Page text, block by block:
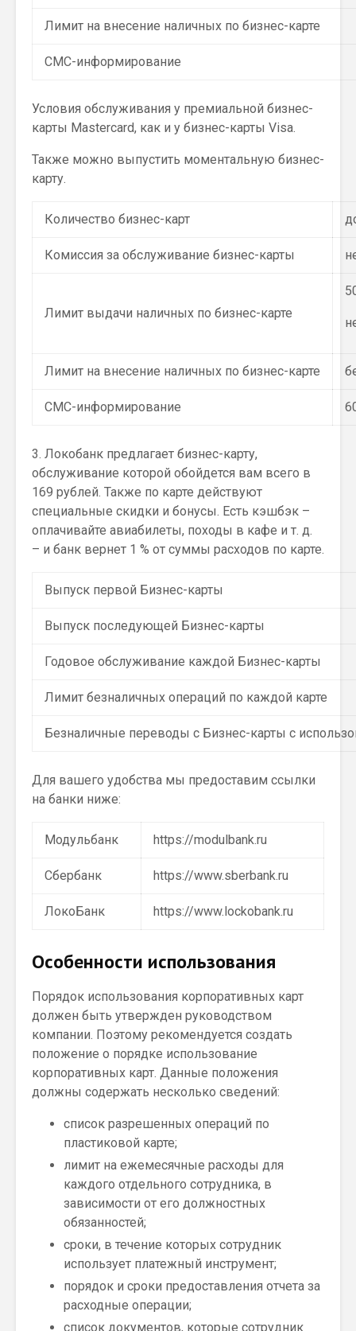
Лимит на внесение наличных по бизнес-карте
СМС-информирование
Условия обслуживания у премиальной бизнес-
карты Mastercard, как и у бизнес-карты Visa.
Также можно выпустить моментальную бизнес-
карту.
Количество бизнес-карт
Комиссия за обслуживание бизнес-карты
Лимит выдачи наличных по бизнес-карте
Лимит на внесение наличных по бизнес-карте
СМС-информирование
3. Локобанк предлагает бизнес-карту,
обслуживание которой обойдется вам всего в
169 рублей. Также по карте действуют
специальные скидки и бонусы. Есть кэшбэк –
оплачивайте авиабилеты, походы в кафе и т. д.
– и банк вернет 1 % от суммы расходов по карте.
Выпуск первой Бизнес-карты
Выпуск последующей Бизнес-карты
Годовое обслуживание каждой Бизнес-карты
Лимит безналичных операций по каждой карте
Безналичные переводы с Бизнес-карты с
Для вашего удобства мы предоставим ссылки
на банки ниже:
Модульбанк https://modulbank.ru
Сбербанк https://www.sberbank.ru
ЛокоБанк https://www.lockobank.ru
Особенности использования
Порядок использования корпоративных карт
должен быть утвержден руководством
компании. Поэтому рекомендуется создать
положение о порядке использование
корпоративных карт. Данные положения
должны содержать несколько сведений:
список разрешенных операций по
пластиковой карте;
лимит на ежемесячные расходы для
каждого отдельного сотрудника, в
зависимости от его должностных
обязанностей;
сроки, в течение которых сотрудник
использует платежный инструмент;
порядок и сроки предоставления отчета за
расходные операции;
список документов, которые сотрудник